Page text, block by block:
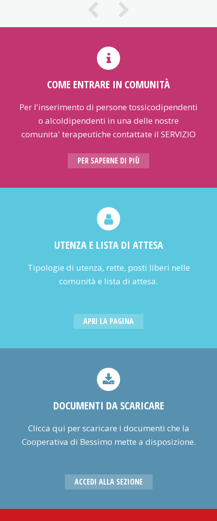
COME ENTRARE IN COMUNITÀ
Per l'inserimento di persone tossicodipendenti
o alcoldipendenti in una delle nostre
comunita' terapeutiche contattate il SERVIZIO
venerdi' in orario d'ufficio al numero
PER SAPERNE DI PIÙ
UTENZA E LISTA DI ATTESA
Tipologie di utenza, rette, posti liberi nelle
comunità e lista di attesa.
APRI LA PAGINA
DOCUMENTI DA SCARICARE
Clicca qui per scaricare i documenti che la
Cooperativa di Bessimo mette a disposizione.
ACCEDI ALLA SEZIONE